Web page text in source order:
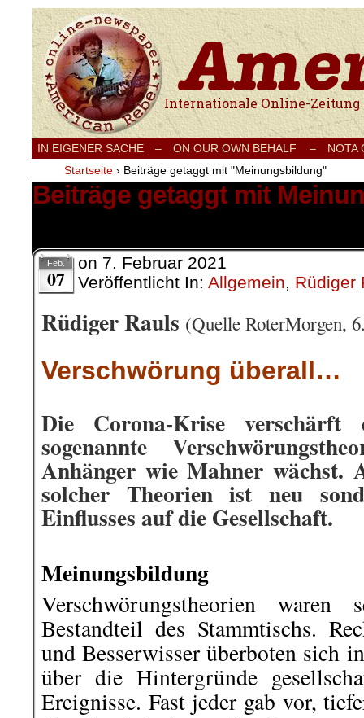
Internationale Onlinezeitung für Frieden,
IN EIGENER SACHE – ON OUR OWN BEHALF –
NOTA
Startseite › Beiträge getaggt mit "Meinungsbildung"
Beiträge getaggt mit
Feb.
07
on 7. Februar 2021
Veröffentlicht In: Allgemein, Rüdiger
Rüdiger Rauls (Quelle RoterMorgen,
Verschwörung überall…
Die Corona-Krise verschärft
sogenannte
Anhänger wie Mahner wächst.
solcher Theorien ist neu
Einflusses auf die Gesellschaft.
Meinungsbildung
Verschwörungstheorien waren
Bestandteil des Stammtischs.
und Besserwisser überboten sich
über die Hintergründe
Ereignisse. Fast jeder gab vor,